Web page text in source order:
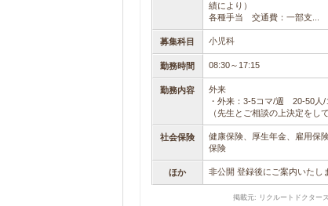
績により）
各種手当 交通費：一部支...
募集科目 小児科
勤務時間 08:30～17:15
勤務内容
外来
・外来：3-5コマ/週 20-50人/
（先生とご相談の上決定をして
社会保険
健康保険、厚生年金、雇用保
保険
ほか 非公開 登録後にご案内いたし
掲載元: リクルートドクター